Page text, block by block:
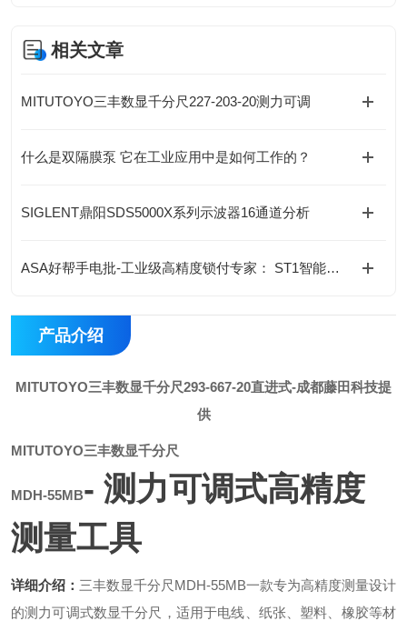
相关文章
MITUTOYO三丰数显千分尺227-203-20测力可调
什么是双隔膜泵 它在工业应用中是如何工作的？
SIGLENT鼎阳SDS5000X系列示波器16通道分析
ASA好帮手电批-工业级高精度锁付专家： ST1智能伺服螺丝刀+控制器套装
产品介绍
MITUTOYO三丰数显千分尺293-667-20直进式-成都藤田科技提
供
MITUTOYO三丰数显千分尺
MDH-55MB- 测力可调式高精度
测量工具
详细介绍： 三丰数显千分尺 MDH-55MB一款专为高精度测量设计
的测力可调式数显千分尺，适用于电线、纸张、塑料、橡胶等材